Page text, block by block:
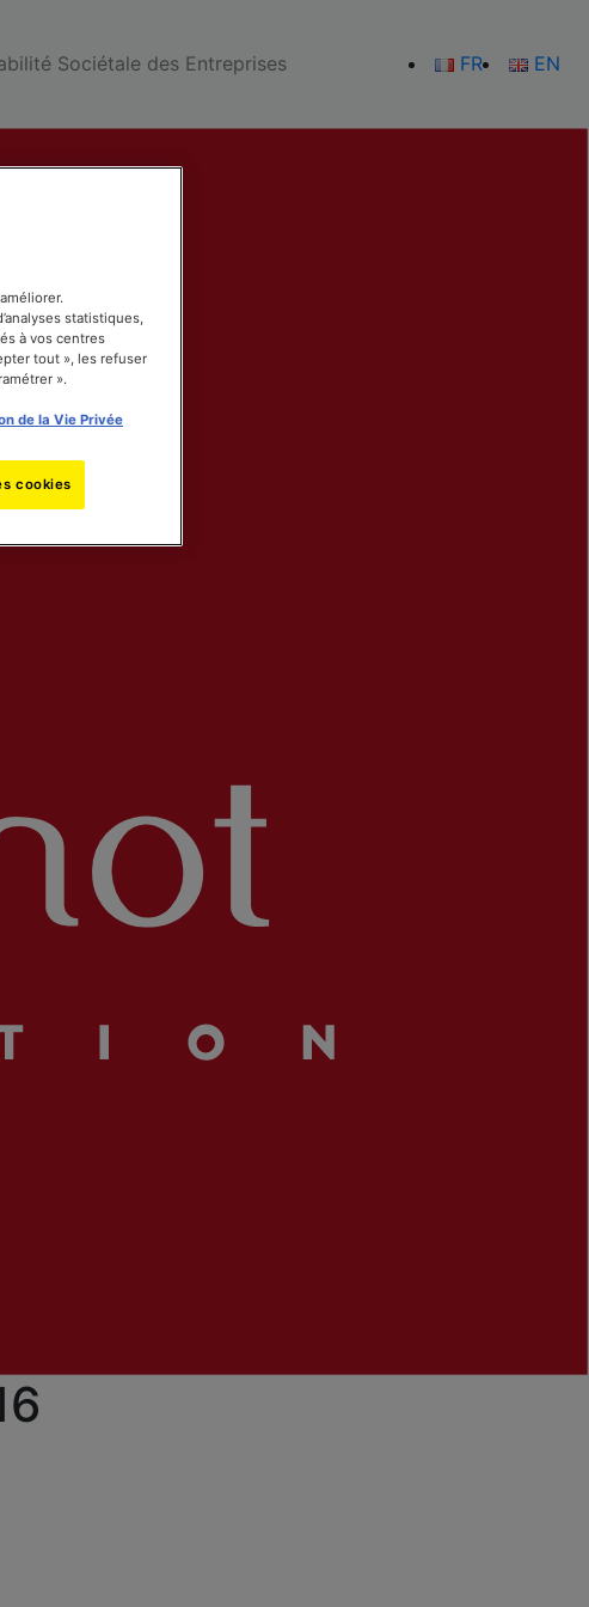
Sociétale des Entreprises FR EN
statistiques,
à vos centres
tout », les refuser
».
de la Vie Privée
cookies